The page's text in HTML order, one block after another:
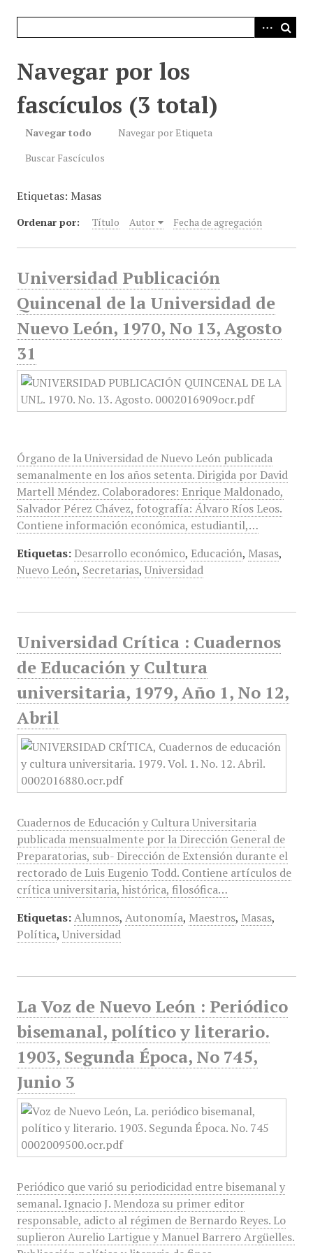
Navegar por los
fascículos (3 total)
Navegar todo
Navegar por Etiqueta
Buscar Fascículos
Etiquetas: Masas
Ordenar por: Título Autor Fecha de agregación
Universidad Publicación
Quincenal de la Universidad de
Nuevo León, 1970, No 13, Agosto
31
Órgano de la Universidad de Nuevo León publicada
semanalmente en los años setenta. Dirigida por David
Martell Méndez. Colaboradores: Enrique Maldonado,
Salvador Pérez Chávez, fotografía: Álvaro Ríos Leos.
Contiene información económica, estudiantil,…
Etiquetas: Desarrollo económico, Educación, Masas,
Nuevo León, Secretarias, Universidad
Universidad Crítica : Cuadernos
de Educación y Cultura
universitaria, 1979, Año 1, No 12,
Abril
Cuadernos de Educación y Cultura Universitaria
publicada mensualmente por la Dirección General de
Preparatorias, sub- Dirección de Extensión durante el
rectorado de Luis Eugenio Todd. Contiene artículos de
crítica universitaria, histórica, filosófica…
Etiquetas: Alumnos, Autonomía, Maestros, Masas,
Política, Universidad
La Voz de Nuevo León : Periódico
bisemanal, político y literario.
1903, Segunda Época, No 745,
Junio 3
Periódico que varió su periodicidad entre bisemanal y
semanal. Ignacio J. Mendoza su primer editor
responsable, adicto al régimen de Bernardo Reyes. Lo
suplieron Aurelio Lartigue y Manuel Barrero Argüelles.